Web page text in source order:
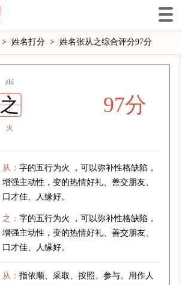
> 姓名打分 > 姓名张从之综合评分97分
zhī
之
火
97分
从：字的五行为火 ，可以弥补性格缺陷，
增强主动性，变的热情好礼、善交朋友、
口才佳、人缘好。
之：字的五行为火 ，可以弥补性格缺陷，
增强主动性，变的热情好礼、善交朋友、
口才佳、人缘好。
从：指依顺、采取、按照、参与。用作人